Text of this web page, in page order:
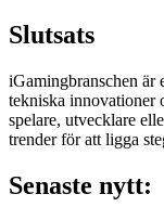
Slutsats
iGamingbranschen
tekniska innovationer
spelare, utvecklare
trender för att ligga
Senaste nytt: